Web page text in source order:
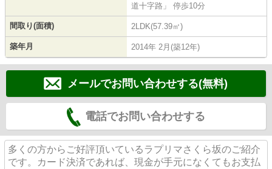
道十字路」 停歩10分
間取り(面積) 2LDK(57.39㎡)
築年月 2014年 2月(築12年)
メールでお問い合わせする(無料)
電話でお問い合わせする
多くの方からご好評頂いているラプリマさくら坂のご紹介
です。カード決済であれば、現金が手元になくてもお支払